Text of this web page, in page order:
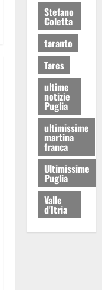
Stefano
Coletta
taranto
Tares
ultime
notizie
Puglia
ultimissime
martina
franca
Ultimissime
Puglia
Valle
d'Itria